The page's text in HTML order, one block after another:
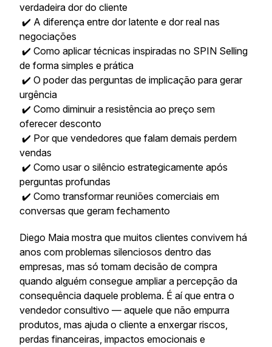
verdadeira dor do cliente
✔️ A diferença entre dor latente e dor real nas
negociações
✔️ Como aplicar técnicas inspiradas no SPIN Selling
de forma simples e prática
✔️ O poder das perguntas de implicação para gerar
urgência
✔️ Como diminuir a resistência ao preço sem
oferecer desconto
✔️ Por que vendedores que falam demais perdem
vendas
✔️ Como usar o silêncio estrategicamente após
perguntas profundas
✔️ Como transformar reuniões comerciais em
conversas que geram fechamento
Diego Maia mostra que muitos clientes convivem há
anos com problemas silenciosos dentro das
empresas, mas só tomam decisão de compra
quando alguém consegue ampliar a percepção da
consequência daquele problema. É aí que entra o
vendedor consultivo — aquele que não empurra
produtos, mas ajuda o cliente a enxergar riscos,
perdas financeiras, impactos emocionais e